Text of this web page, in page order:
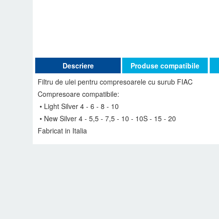
Descriere
Filtru de ulei pentru compresoarele cu surub FIAC
Compresoare compatibile:
• Light Silver 4 - 6 - 8 - 10
• New Silver 4 - 5,5 - 7,5 - 10 - 10S - 15 - 20
Fabricat in Italia
Produse compatibile